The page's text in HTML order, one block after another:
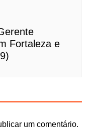
Fortaleza e
um comentário.